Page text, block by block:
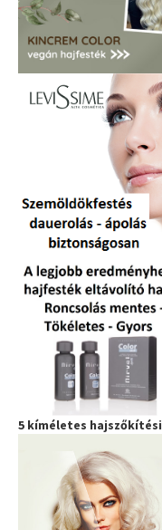
5 kíméletes